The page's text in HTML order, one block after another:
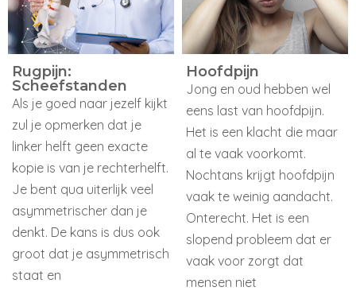
Rugpijn:
Scheefstanden
Als je goed naar jezelf kijkt
zul je opmerken dat je
linker helft geen exacte
kopie is van je rechterhelft.
Je bent qua uiterlijk veel
asymmetrischer dan je
denkt. De kans is dus ook
groot dat je asymmetrisch
staat en
Hoofdpijn
Jong en oud hebben wel
eens last van hoofdpijn.
Het is een klacht die maar
al te vaak voorkomt.
Nochtans krijgt hoofdpijn
vaak te weinig aandacht.
Onterecht. Het is een
slopend probleem dat er
vaak voor zorgt dat
mensen niet